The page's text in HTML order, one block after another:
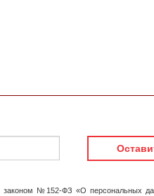
законом №152-ФЗ «О персональных